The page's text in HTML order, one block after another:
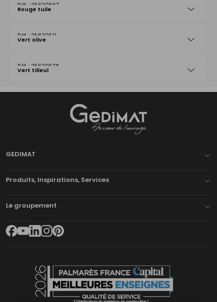
25620597
Rouge tuile
25620511
Vert olive
25620528
Vert tilleul
GEDIMAT
Produits, Inspirations, Services
Le groupement